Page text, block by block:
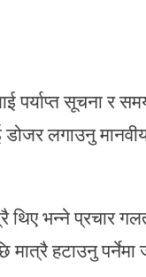
पर्याप्त सूचना र
डोजर लगाउनु
भन्ने प्रचार
हटाउनु पर्नेमा